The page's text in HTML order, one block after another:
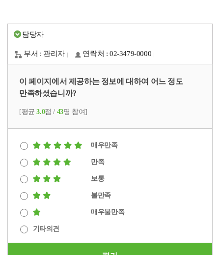
담당자
부서 : 관리자 연락처 : 02-3479-0000
이 페이지에서 제공하는 정보에 대하여 어느 정도
만족하셨습니까?
[평균3.0점 / 43명 참여]
매우만족
만족
보통
불만족
매우불만족
기타의견